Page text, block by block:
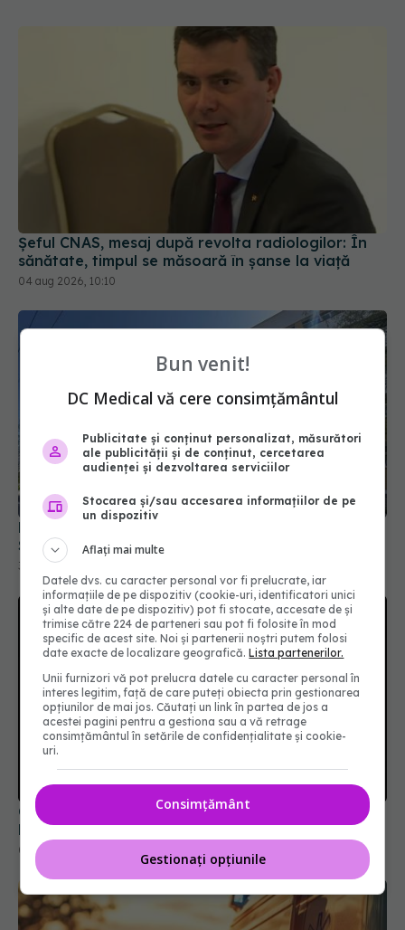
Șeful CNAS, mesaj după revolta radiologilor: În
sănătate, timpul se măsoară în șanse la viață
04 aug 2026, 10:10
Pană majoră de curent afectează activitatea
Spitalului Județean, la Sibiu
31 iul 2026, 17:31
Colebil și Panzcebil, blocate la vânzare în
România. Anunțul făcut de Biofarm
04 aug 2026, 19:47
Bun venit!
DC Medical vă cere consimțământul
Publicitate și conținut personalizat, măsurători
ale publicității și de conținut, cercetarea
audienței și dezvoltarea serviciilor
Stocarea și/sau accesarea informațiilor de pe
un dispozitiv
Aflați mai multe
Datele dvs. cu caracter personal vor fi prelucrate, iar
informațiile de pe dispozitiv (cookie-uri, identificatori unici
și alte date de pe dispozitiv) pot fi stocate, accesate de și
trimise către 224 de parteneri sau pot fi folosite în mod
specific de acest site. Noi și partenerii noștri putem folosi
date exacte de localizare geografică.Lista partenerilor.
Unii furnizori vă pot prelucra datele cu caracter personal în
interes legitim, față de care puteți obiecta prin gestionarea
opțiunilor de mai jos. Căutați un link în partea de jos a
acestei pagini pentru a gestiona sau a vă retrage
consimțământul în setările de confidențialitate și cookie-
uri.
Consimțământ
Gestionați opțiunile